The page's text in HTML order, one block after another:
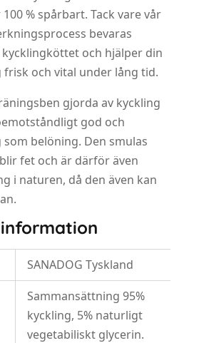
% spårbart. Tack vare vår
bevaras
och hjälper din
frisk och vital under lång tid.
gjorda av kyckling
god och
belöning. Den smulas
fet och är därför även
i naturen, då den även kan
SANADOG Tyskland
Sammansättning 95%
kyckling, 5% naturligt
vegetabiliskt glycerin.